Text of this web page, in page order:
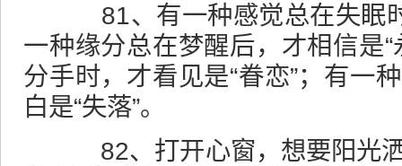
81、有一种感觉总在失眠时
一种缘分总在梦醒后，才相信是
分手时，才看见是“眷恋”；有一
白是“失落”。
82、打开心窗，想要阳光洒